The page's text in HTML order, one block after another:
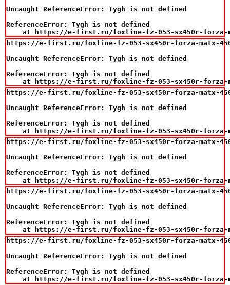
Uncaught ReferenceError: Tygh is not defined
ReferenceError: Tygh is not defined
at https://e-first.ru/foxline-fz-053-sx450r-
https://e-first.ru/foxline-fz-053-sx450r-forza-matx-
Uncaught ReferenceError: Tygh is not defined
ReferenceError: Tygh is not defined
at https://e-first.ru/foxline-fz-053-sx450r-
https://e-first.ru/foxline-fz-053-sx450r-forza-matx-
Uncaught ReferenceError: Tygh is not defined
ReferenceError: Tygh is not defined
at https://e-first.ru/foxline-fz-053-sx450r-
https://e-first.ru/foxline-fz-053-sx450r-forza-matx-
Uncaught ReferenceError: Tygh is not defined
ReferenceError: Tygh is not defined
at https://e-first.ru/foxline-fz-053-sx450r-
https://e-first.ru/foxline-fz-053-sx450r-forza-matx-
Uncaught ReferenceError: Tygh is not defined
ReferenceError: Tygh is not defined
at https://e-first.ru/foxline-fz-053-sx450r-
https://e-first.ru/foxline-fz-053-sx450r-forza-matx-
Uncaught ReferenceError: Tygh is not defined
ReferenceError: Tygh is not defined
at https://e-first.ru/foxline-fz-053-sx450r-